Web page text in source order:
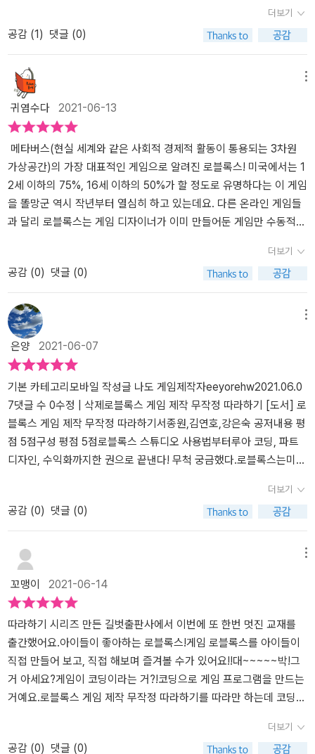
서 아이에게 처음 보여줬더니 한참을 들여다본다.근데 아직은 좀 어
려워한다. 책의 내용을 보면 중학생 정도는 되어야 혼자 따라 할 수 있
을 것으로 생각된다. 아직 5학년이 혼자서 하기에는 다소 어렵지 않
나 하는 생각이 든다.하지만 부모가 옆에서 조금 가르쳐주면 충분히
5학년도 따라 할 수 있을 것처럼 보인다.그래서 아이와 로블록스 세
상을 같이 만들어 보려고 한다.​​베타 테스터 후기이다.책을 살펴보니
구성이 그리 어렵지가 않다. 조곤조곤 아주 상세하고 쉽게 설명이 잘
되어 있다.1장의 시작하기는 로블록스 게임 설치하기로부터 시작해서
2장에서는 기본 파트를 만드는 기초가 이어진다.아래 그림을 보면 마
치 파워포인트를 사용하듯이 도형을 만들 수 있어서 정말 쉽게 따라
할 수 있다.로블록스의 가장 큰 성공 원인이 누구나 쉽고 재미있게 할
수 있는 것인 것처럼 로블록스 세상을 만드는 게임 제작도 누구나 심
크립트 언어를 몰라도 입문할 수 있도록 루아 코딩의 기초를 다루고
있다. 코딩의 양이 그렇게 많지 않기에 로블록스 세상을 만들며 자연
스럽게 코딩을 접할 수 있는 기회를 만든 구성도 좋았다.​코드의 내용
도 보면 그렇게 어려운 것은 없다.간단한 설명과 함께 쉽게 따라 할 수
있도록 만들어놨다.어린아이들이 따라 할 수 있도록 만든 게임 제작
책이니만큼 쉽게 제작되어 있어 좋았다.3장의 코딩에 이어 4장에서
는 게임의 지형과 건물 디자인하기가 나온다. 이제 진정한 자신만의
세상을 구축할 수 있게 된다.파트 5에서는 여러 응용 예제로 쉽게 따
라 만들 수 있도록 구성이 되어 있다. 큰 아이가 대화하는 캐릭터도 만
들 수 있는 것을 보고 무척이나 좋아했다.파트 6에서는 친구들과 함
께 만들기도 나와있다.지금 아이들은 매타버스에서 살고 있는 만큼
온라인에서 친구들을 자주 만나곤 하는데 이렇게 친구들과 함께 로블
될 수 있지 않을까 하는 생각이 든다.그 외에도 수익화하기까지 나와
있어, 게임을 제작하고 놀이를 하며 자신이 만든 것을 판매까지 해보
는 전 과정에 대해서 배울 수 있는 책이라서 마음에 들었다.​게임을 하
는 아이를 보면 이런 것도 도움이 되겠지라는 생각을 하다가도계속
게임만 하는 아이를 보고 있으면 욱하는 마음이 들곤 한다.이런 아이
들에게 자신이 좋아하는 게임을 직접 만드는 것을 가르쳐주고 직접
제작을 해보게 하면,아이뿐만이 아니라 욱하는 부모에게도 도움이 되
지 않을까 생각해 본다.​나도 조만간 아이와 로블록스 세상을 만들어
봐야겠다.
더보기
공감 (1 ) 댓글 (0)
귀염수다 2021-06-13
메타버스(현실 세계와 같은 사회적 경제적 활동이 통용되는 3차원
가상공간)의 가장 대표적인 게임으로 알려진 로블록스! 미국에서는 1
2세 이하의 75%, 16세 이하의 50%가 할 정도로 유명하다는 이 게임
을 똘망군 역시 작년부터 열심히 하고 있는데요. 다른 온라인 게임들
과 달리 로블록스는 게임 디자이너가 이미 만들어둔 게임만 수동적으
대로 만들고 이를 다른 사람들과 공유하면서 즐길 수 있는 메타버스
의 대표적 주자이기 때문에 더욱 인기가 높다고 해요. 사실 메타버스
가 뭔지, 로블록스가 뭔지 잘 모를 때는 똘망군에게 또 노트북 앞에 앉
아서 게임만 한다고 잔소리를 한 적이 여러 번!!! 그런데 이번에 길벗
출판사에서 나온 <로블록스 게임 제작 무작정 따라하기>를 만난 후
로는 공부 시간이 끝난 후 로블록스 게임 만들기 한다고 노트북 앞에
서 열심히 타자를 치고 있어도 예전만큼 잔소리 하는 빈도가 확~ 줄
었는데요. 우리 아이도 로블록스 게임을 좋아하는데 긍정적으로 게
임 코딩 교육을 시작하고 싶다거나, 요즘 어린이코딩이 핫하다는데
어떻게 초등코딩교육을 시작해야 할지 모르겠다면 다 같이 <로블록
스 게임 제작 무작정 따라하기>부터 선물해주는 건 어떨까요? <
로블록스 게임 무작정 따라하기>는 로블록스 스튜디오 사용법을 처
망군도 이 책을 만나기 전에 친구들과 장난삼아 여러가지 로블록스
게임 만들기에 도전했었는데 주로 유튜브에 나와 있는 내용을 따라하
거나 맨땅에 헤딩하는 기분으로 기본 프로그램을 활용했다고 하더라
구요. 그런데 이 책에서는 로블록스 스튜디오 설치부터 활용법까지
자세하게 설명되어 있고, 로블록스에서 사용되는 루아(Lua) 코딩에
대해 기초부터 심화까지 차근차근 설명해줘서 응용할 수 있도록 도와
준다고 해요. 처음에 먼저 읽고 로블록스 게임 만들기를 하라고 했더
니 이 책에 나오는 완성 파일을 다운로드 받을 수 있는 줄 모르고 하나
하나 다 입력하느라고 너무 힘들었다고해요.--; 스크립트가 이상
하다고 투덜거려서 제가 살펴보면 한 두 개 오타가 있기도 해서 로블
록스 게임 만들기 하다가 영타도 늘겠다고 우스개소리로 말을 했는데
요. 제가 리뷰 작성하느라 차근차근 읽다보니 이 책에 나오는 루아 스
들은 미리 복사해서 붙여넣기로 활용해보시길 추천해요.^^;; 물론 똘
더보기
공감 (0) 댓글 (0)
은양 2021-06-07
기본 카테고리모바일 작성글 나도 게임제작자eeyorehw2021.06.0
7댓글 수 0수정 | 삭제로블록스 게임 제작 무작정 따라하기 [도서] 로
블록스 게임 제작 무작정 따라하기서종원,김연호,강은숙 공저내용 평
점 5점구성 평점 5점로블록스 스튜디오 사용법부터루아 코딩, 파트
디자인, 수익화까지한 권으로 끝낸다! 무척 궁금했다.로블록스는미국
알려져 있다는데 ...메타버스의 가장 대표적인 게임인 로블록스로,자
녀와 함께로블록스 제작자가 되어볼 수 있겠다 싶었다.로블록스 스튜
디오 사용법을처음부터 끝까지!완벽 마스터할 수 있는 책.스튜디오
설치부터 활용법까지자세하게 설명되어 있다.로블록스에서 사용되는
루아(Lua) 코딩을 쉽게 배울 수 있어서,다른 프로그래밍 언어를 배우
는 데도많은 도움을 받을 수 있다.나만의 게임을 만들 때단계별로 따
라할 수 있는튜토리얼 형식의기본 예제와 코드가 수록되어 있다.로블
록스 게임제작 입문서로로블록스를 활용하여게임을 제작하고프로그
래밍을 하는 방법을 배울 수 있다.최근 로블록스 게임을 하는 자녀의
폰을기웃거려 본 적이 있다.가상공간에서 친구와 함께이런저런것들
을 만들고 설계하는 모습에신기한 듯 바라만 보았더랬다.'지혜로운 부
모는아이가 하는 게임이자연스럽게 학습으로 연결되도록도움을 줄
스의 기능을 이해하고루아 스크립트로 제작하는 방법을쉽고 빠르게
더보기
공감 (0) 댓글 (0)
꼬맹이 2021-06-14
따라하기 시리즈 만든 길벗출판사에서 이번에 또 한번 멋진 교재를
출간했어요.아이들이 좋아하는 로블록스!게임 로블록스를 아이들이
직접 만들어 보고, 직접 해보며 즐겨볼 수가 있어요!!대~~~~~박!그
거 아세요?게임이 코딩이라는 거?!코딩으로 게임 프로그램을 만드는
거예요.로블록스 게임 제작 무작정 따라하기를 따라만 하는데 코딩을
나자마자 신이 나서 어쩔 줄 몰라했어요.그리고는 정독해서 직접 아
더보기
공감 (0) 댓글 (0)